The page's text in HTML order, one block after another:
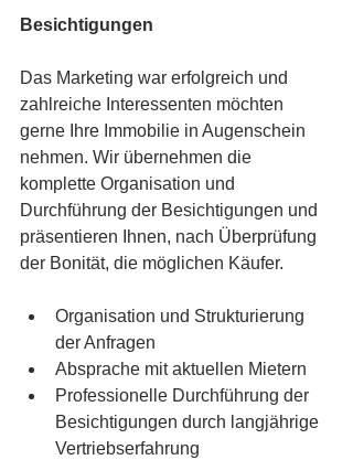
Besichtigungen
Das Marketing war erfolgreich und
zahlreiche Interessenten möchten
gerne Ihre Immobilie in Augenschein
nehmen. Wir übernehmen die
komplette Organisation und
Durchführung der Besichtigungen und
präsentieren Ihnen, nach Überprüfung
der Bonität, die möglichen Käufer.
Organisation und Strukturierung
der Anfragen
Absprache mit aktuellen Mietern
Professionelle Durchführung der
Besichtigungen durch langjährige
Vertriebserfahrung